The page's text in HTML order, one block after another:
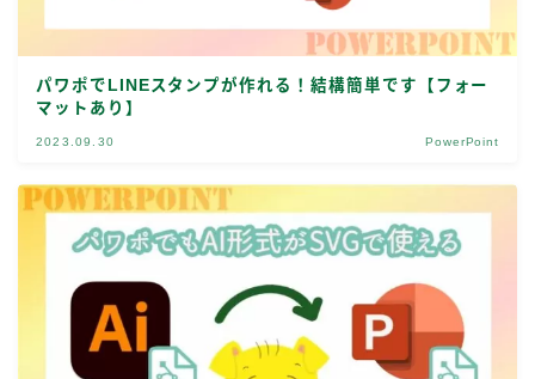
パワポでLINEスタンプが作れる！結構簡単です【フォー
マットあり】
2023.09.30 PowerPoint